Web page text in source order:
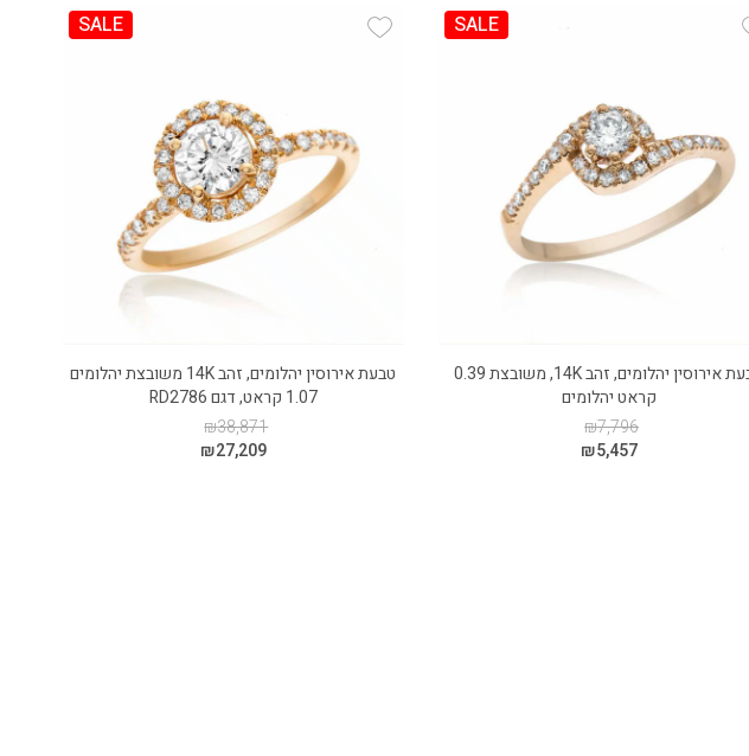
SALE
טבעת אירוסין יהלומים, זהב 14K, משובצת 0.39
קראט יהלומים
₪7,796
₪5,457
SALE
טבעת אירוסין יהלומים, זהב 14K משובצת יהלומים
1.07 קראט, דגם RD2786
₪38,871
₪27,209